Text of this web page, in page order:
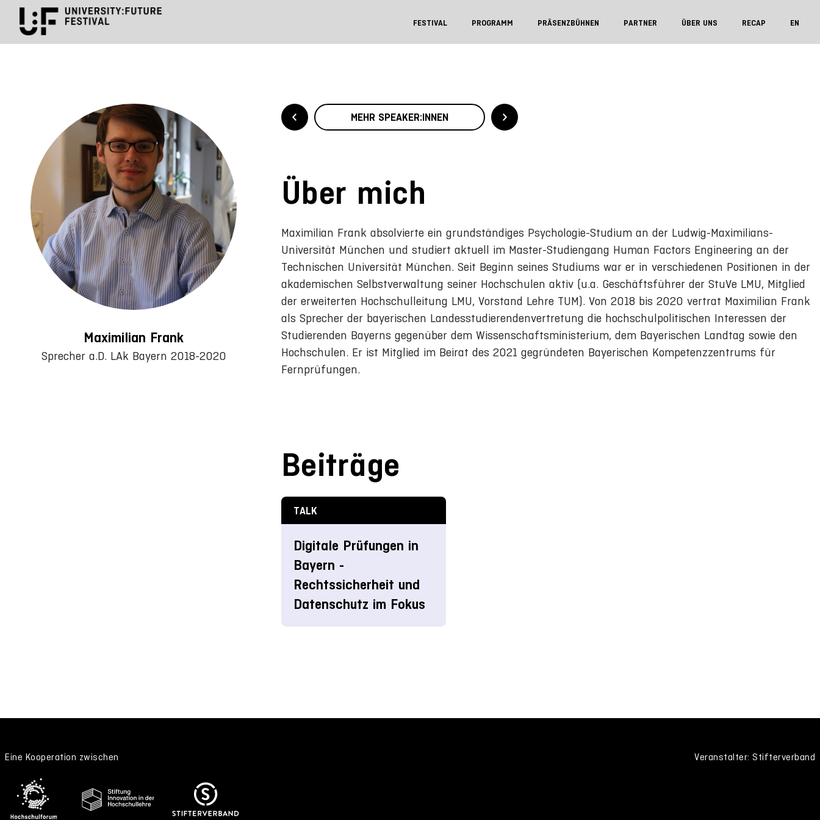
FESTIVAL PROGRAMM PRÄSENZBÜHNEN PARTNER ÜBER UNS RECAP EN
Maximilian Frank
Sprecher a.D. LAk Bayern 2018-2020
MEHR SPEAKER:INNEN
Über mich
Maximilian Frank absolvierte ein grundständiges Psychologie-Studium an der Ludwig-Maximilians-
Universität München und studiert aktuell im Master-Studiengang Human Factors Engineering an der
Technischen Universität München. Seit Beginn seines Studiums war er in verschiedenen Positionen in der
akademischen Selbstverwaltung seiner Hochschulen aktiv (u.a. Geschäftsführer der StuVe LMU, Mitglied
der erweiterten Hochschulleitung LMU, Vorstand Lehre TUM). Von 2018 bis 2020 vertrat Maximilian Frank
als Sprecher der bayerischen Landesstudierendenvertretung die hochschulpolitischen Interessen der
Studierenden Bayerns gegenüber dem Wissenschaftsministerium, dem Bayerischen Landtag sowie den
Hochschulen. Er ist Mitglied im Beirat des 2021 gegründeten Bayerischen Kompetenzzentrums für
Fernprüfungen.
Beiträge
TALK
Digitale Prüfungen in
Bayern -
Rechtssicherheit und
Datenschutz im Fokus
Eine Kooperation zwischen Veranstalter: Stifterverband